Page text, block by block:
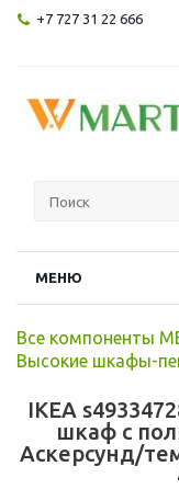
+7 727 31 22 666
МЕНЮ
Все компоненты
Высокие шкафы-
IKEA
шкаф с
Аскерсунд/